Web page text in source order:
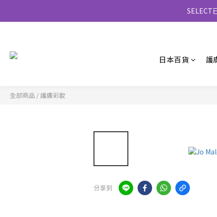
SELECT
日本百貨 護
全部商品 /護膚彩妝
分享到